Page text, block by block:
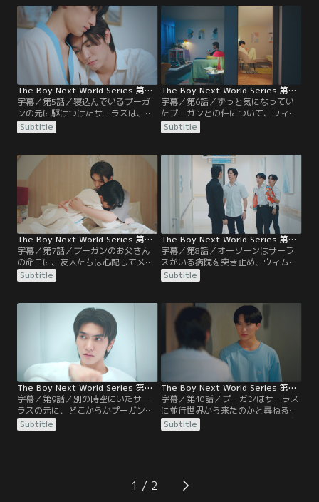
めのヒントはつかめるのか…。大学
ではサーラスがプーガンとつきあい
始めたといううわさが流れ、ウィム
はプーガンの友人のジンにプーガン
の連絡先を聞きに行く。
いたことを尋ねると…？サーラスは
プーガンの帰りを待っていて、ずぶ
ぬれで帰ってきたプーガンを急いで
部屋に連れていく。サーラスはジン
を呼び出し、問い詰める。
The Boy Next World Series 第05話／字幕
字幕／第5話／寝込んでいるプーガ
ンの元に駆けつけたサーラスは、プ
ーガンに優しい言葉をかける。迷惑
をかけまいと遠慮していたプーガン
口にする。やがて眠りに就いたサー
ラスはプーガンの隣で目覚めるが、
プーガンの様子が違うことに気づ
く。そこにいたのはさっきまで一緒
にいたプーガンではなく…。
Subtitle
The Boy Next World Series 第06話／字幕
字幕／第6話／ずっと気になってい
たプーガンとの仲について、ウィム
はサーラスから聞きだそうとする。
ベランダの糸電話を見つけたサーラ
と弟のオーソーンの姿があった。プ
ーガンはウィムからサーラスの家族
について話を聞き、サーラスの生い
立ちを知る。そんな中、ウィムはプ
ーガンにある提案をする。
Subtitle
The Boy Next World Series 第07話／字幕
字幕／第7話／プーガンのお父さん
の命日に、友人たちは心配してメッ
セージを送ってくる。1人で買い物
に行くと言うプーガンに、サーラス
む。ウィムはサーラスに呼び出さ
れ、サーラスの文句を言いながら歩
いていたところ、なぜかジンとぶつ
かる。昔住んでいた家にサーラスと
一緒に来たプーガンは…？
Subtitle
The Boy Next World Series 第08話／字幕
字幕／第8話／オーソーンはサーラ
スがいる病院を突き止め、ウィムと
プーガンを連れてくる。病室の前に
はサーラスの母親の部下が立ってい
スが記憶喪失になったと聞く。サー
ラスの母親は、入院中のサーラスの
元に婚約者を連れてくる。その頃、
別の時空の密室では2人のサーラス
が会話を交わしていた。
Subtitle
The Boy Next World Series 第09話／字幕
字幕／第9話／別の時空にいたサー
ラスの元に、どこからかプーガンの
声が聞こえてくる。必死にプーガン
の名を呼び、部屋から出ようとする
が違うことに気づく。ジンと一緒に
いたウィムは、口が滑ってサーラス
Subtitle
The Boy Next World Series 第10話（最終話）／字幕
字幕／第10話／プーガンはサーラス
に並行世界から来たのかと尋ねる。
サーラスの答えは…？サーラスに寄
り添っていたウィムは、サーラスか
ない花束があり…。サーラスとプー
ガン、糸電話でつながれた2人の愛
Subtitle
1